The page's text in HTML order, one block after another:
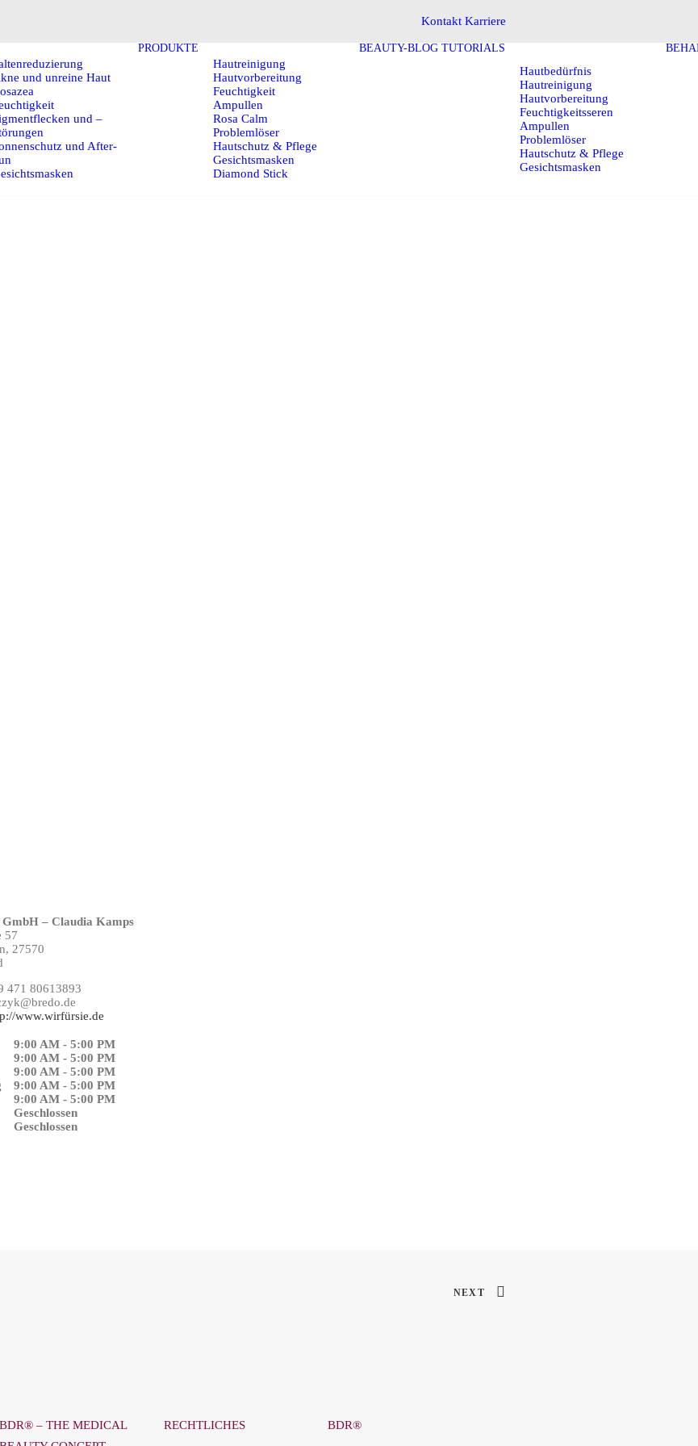
Kontakt Karriere
und unreine Haut
und –
und After-
PRODUKTE
Hautreinigung
Hautvorbereitung
Feuchtigkeit
Ampullen
Rosa Calm
Problemlöser
Hautschutz & Pflege
Gesichtsmasken
Diamond Stick
BEAUTY-BLOG TUTORIALS
Hautbedürfnis
Hautreinigung
Hautvorbereitung
Feuchtigkeitsseren
Ampullen
Problemlöser
Hautschutz & Pflege
Gesichtsmasken
– Claudia Kamps
57
27570
471 80613893
www.wirfürsie.de
9:00 AM - 5:00 PM
9:00 AM - 5:00 PM
9:00 AM - 5:00 PM
9:00 AM - 5:00 PM
9:00 AM - 5:00 PM
Geschlossen
Geschlossen
NEXT
BDR® – THE MEDICAL
RECHTLICHES BDR®